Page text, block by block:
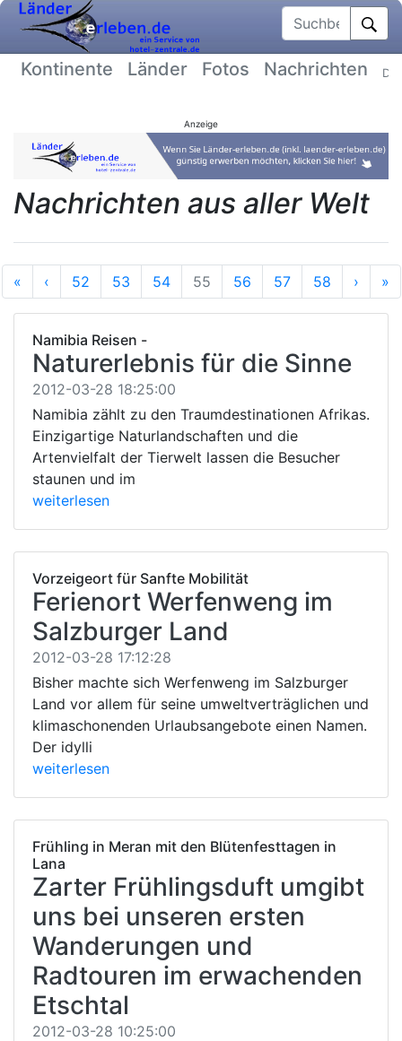
Suchbegriff
Kontinente Länder Fotos Nachrichten
Anzeige
Nachrichten aus aller Welt
« Anfang
‹Vorherige
52 53 54 55 56 57 58 › »
Namibia Reisen -
Naturerlebnis für die Sinne
2012-03-28 18:25:00
Namibia zählt zu den Traumdestinationen Afrikas.
Einzigartige Naturlandschaften und die
Artenvielfalt der Tierwelt lassen die Besucher
staunen und im
weiterlesen
Vorzeigeort für Sanfte Mobilität
Ferienort Werfenweng im
Salzburger Land
2012-03-28 17:12:28
Bisher machte sich Werfenweng im Salzburger
Land vor allem für seine umweltverträglichen und
klimaschonenden Urlaubsangebote einen Namen.
Der idylli
weiterlesen
Frühling in Meran mit den Blütenfesttagen in
Lana
Zarter Frühlingsduft umgibt
uns bei unseren ersten
Wanderungen und
Radtouren im erwachenden
Etschtal
2012-03-28 10:25:00